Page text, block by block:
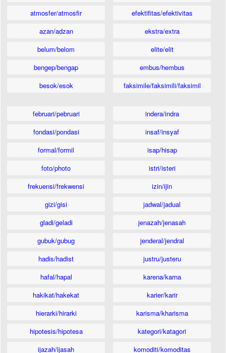
atmosfer/atmosfir
azan/adzan
belum/belom
bengep/bengap
besok/esok
efektifitas/efektivitas
ekstra/extra
elite/elit
embus/hembus
faksimile/faksimili/faksimil
februari/pebruari
fondasi/pondasi
formal/formil
foto/photo
frekuensi/frekwensi
gizi/gisi
gladi/geladi
gubuk/gubug
hadis/hadist
hafal/hapal
hakikat/hakekat
hierarki/hirarki
hipotesis/hipotesa
ijazah/ijasah
indera/indra
insaf/insyaf
isap/hisap
istri/isteri
izin/ijin
jadwal/jadual
jenazah/jenasah
jenderal/jendral
justru/justeru
karena/karna
karier/karir
karisma/kharisma
kategori/katagori
komoditi/komoditas